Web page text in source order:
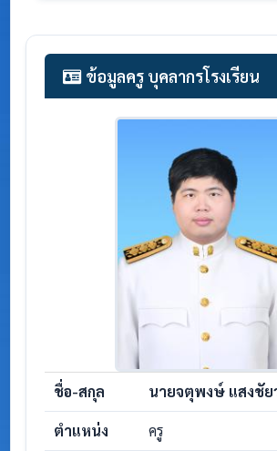
ข้อมูลครู บุคลากรโรงเรียน
ชื่อ-สกุล นายจตุพงษ์ แสงชัย
ตำแหน่ง ครู